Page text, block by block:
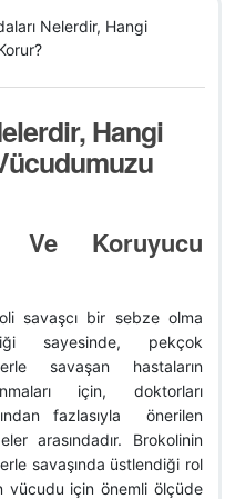
Nelerdir, Hangi
Hangi
Ve Koruyucu
savaşcı bir sebze olma
sayesinde, pekçok
savaşan hastaların
için, doktorları
fazlasıyla önerilen
arasındadır. Brokolinin
savaşında üstlendiği rol
vücudu için önemli ölçüde